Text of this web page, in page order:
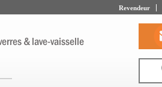
Revendeur
& lave-vaisselle